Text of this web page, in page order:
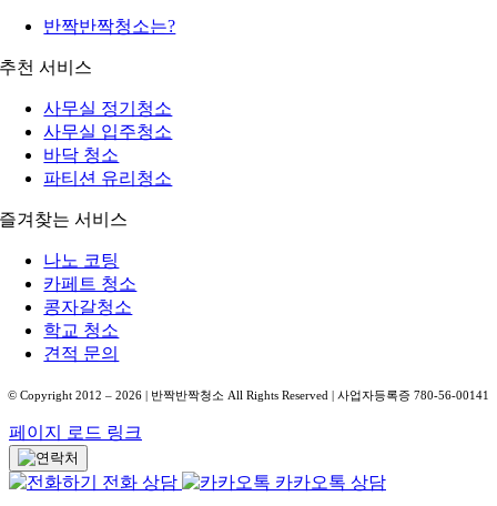
반짝반짝청소는?
추천 서비스
사무실 정기청소
사무실 입주청소
바닥 청소
파티션 유리청소
즐겨찾는 서비스
나노 코팅
카페트 청소
콩자갈청소
학교 청소
견적 문의
© Copyright 2012 – 2026 | 반짝반짝청소 All Rights Reserved | 사업자등록증 780-56-00141
페이지 로드 링크
전화 상담
카카오톡 상담